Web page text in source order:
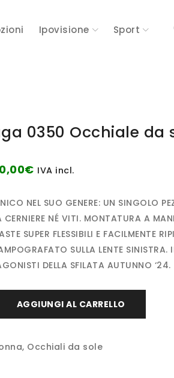
Ipovisione Sport
0350 Occhiale da
€ IVA incl.
NEL SUO GENERE: UN SINGOLO
NÉ VITI. MONTATURA A
SUPER FLESSIBILI E FACILMENTE
SULLA LENTE SINISTRA.
DELLA SFILATA AUTUNNO ‘24.
AGGIUNGI AL CARRELLO
, Occhiali da sole